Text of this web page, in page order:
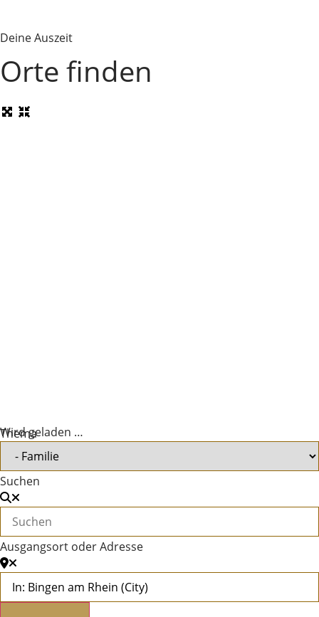
Deine Auszeit
Orte finden
Wird geladen …
Thema
Suchen
Ausgangsort oder Adresse